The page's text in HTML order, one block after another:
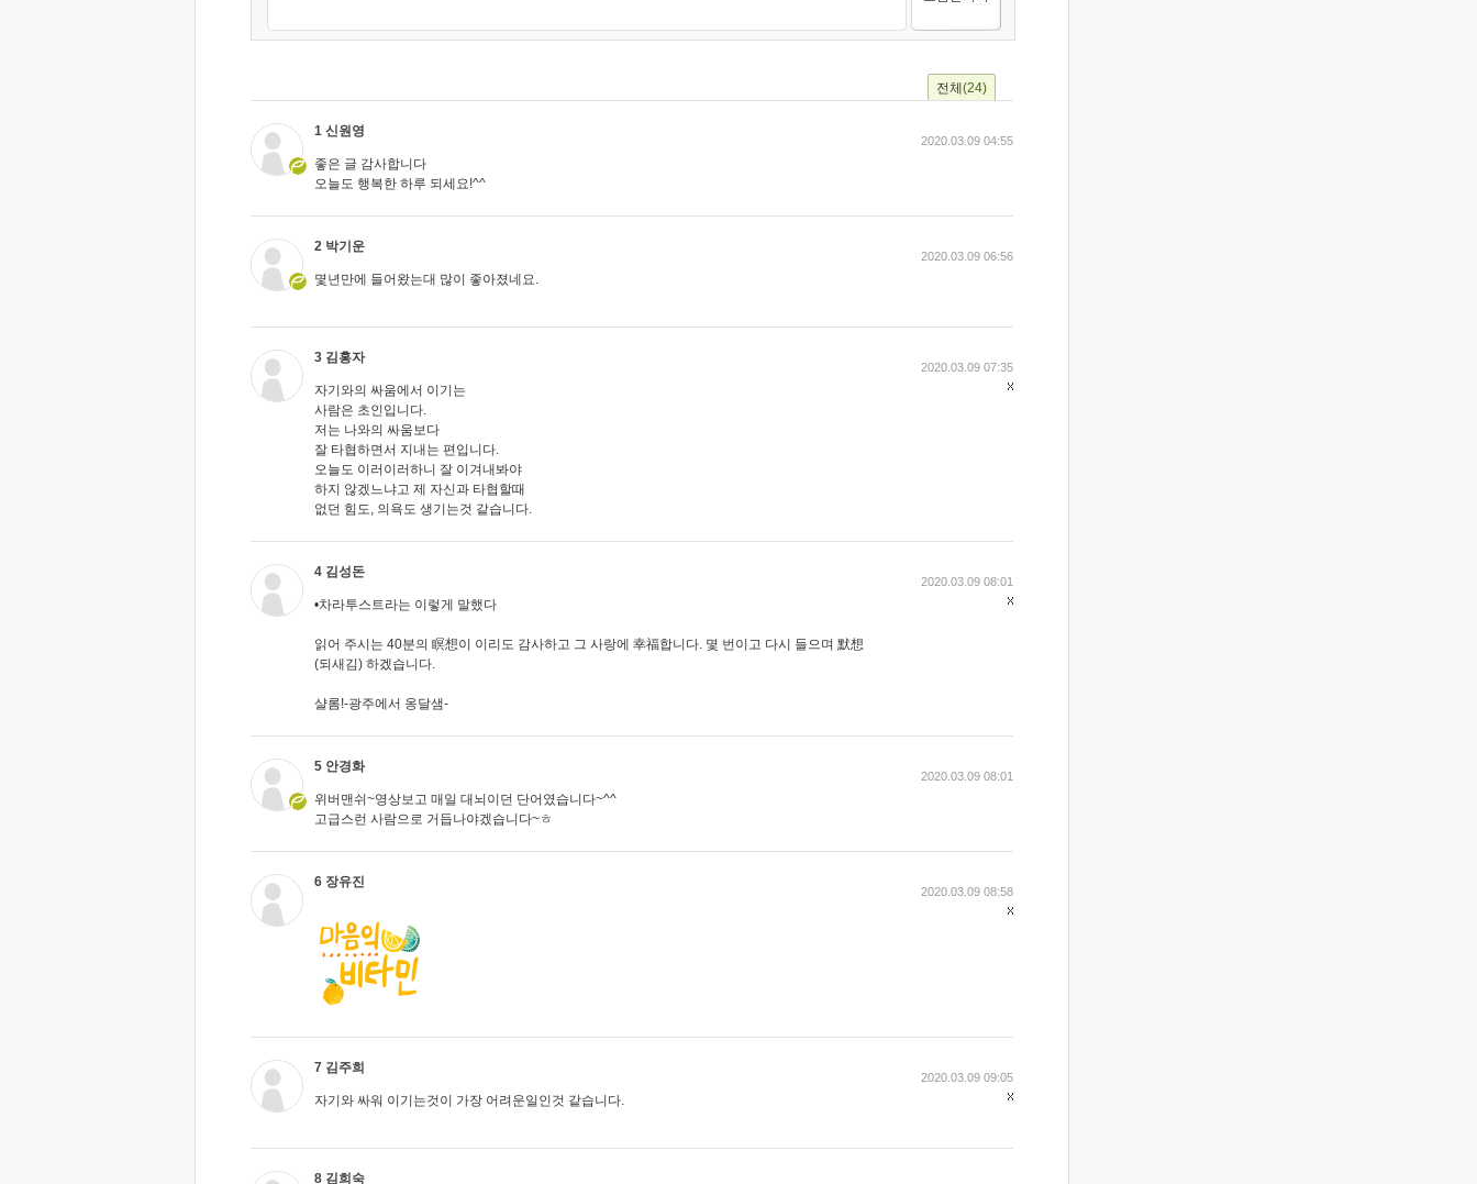
전체 (24)
1 신원영
좋은 글 감사합니다
오늘도 행복한 하루 되세요!^^
2020.03.09 04:55
2 박기운
몇년만에 들어왔는대 많이 좋아졌네요.
2020.03.09 06:56
3 김홍자
자기와의 싸움에서 이기는
사람은 초인입니다.
저는 나와의 싸움보다
잘 타협하면서 지내는 편입니다.
오늘도 이러이러하니 잘 이겨내봐야
하지 않겠느냐고 제 자신과 타협할때
없던 힘도, 의욕도 생기는것 같습니다.
2020.03.09 07:35
4 김성돈
•차라투스트라는 이렇게 말했다
읽어 주시는 40분의 瞑想이 이리도 감사하고 그 사랑에 幸福합니다. 몇 번이고 다시 들으며 默想
(되새김) 하겠습니다.
샬롬!-광주에서 옹달샘-
2020.03.09 08:01
5 안경화
위버맨쉬~영상보고 매일 대뇌이던 단어였습니다~^^
고급스런 사람으로 거듭나야겠습니다~ㅎ
2020.03.09 08:01
6 장유진
2020.03.09 08:58
7 김주희
자기와 싸워 이기는것이 가장 어려운일인것 같습니다.
2020.03.09 09:05
8 김희숙